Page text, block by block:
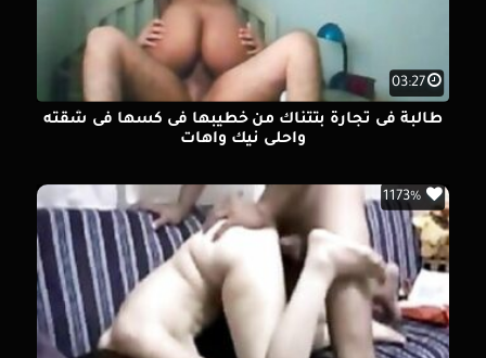
03:27
طالبة فى تجارة بتتناك من خطيبها فى كسها فى شقته
واحلى نيك واهات
1173%